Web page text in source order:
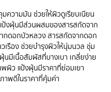
วามมัน ช่วยให้ผิวดูเรียบเนียน
ป้งฝุ่นมีส่วนผสมของสารสกัดจาก
กดอกบัวหลวง สารสกัดจากดอก
เรือง ช่วยบำรุงผิวให้นุ่มนวล ชุ่ม
นมีเนื้อสัมผัสที่บางเบา เกลี่ยง่าย
ผิว แป้งฝุ่นมีราคาที่ย่อมเยา
พดีในราคาที่คุ้มค่า